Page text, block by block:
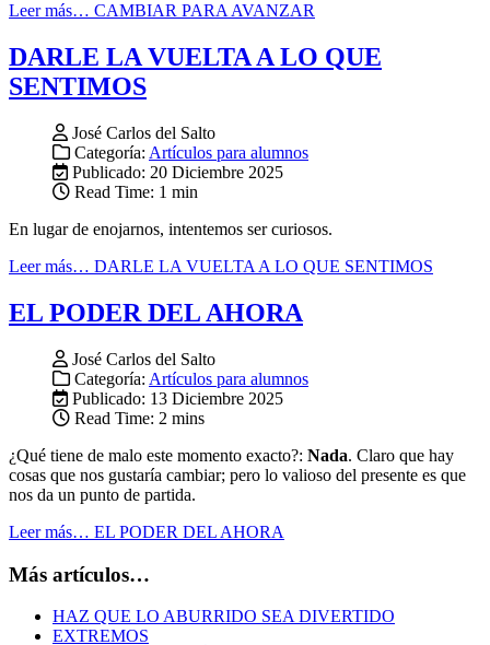
Leer más… CAMBIAR PARA AVANZAR
DARLE LA VUELTA A LO QUE
SENTIMOS
José Carlos del Salto
Categoría: Artículos para alumnos
Publicado: 20 Diciembre 2025
Read Time: 1 min
En lugar de enojarnos, intentemos ser curiosos.
Leer más… DARLE LA VUELTA A LO QUE SENTIMOS
EL PODER DEL AHORA
José Carlos del Salto
Categoría: Artículos para alumnos
Publicado: 13 Diciembre 2025
Read Time: 2 mins
¿Qué tiene de malo este momento exacto?: Nada. Claro que hay
cosas que nos gustaría cambiar; pero lo valioso del presente es que
nos da un punto de partida.
Leer más… EL PODER DEL AHORA
Más artículos…
HAZ QUE LO ABURRIDO SEA DIVERTIDO
EXTREMOS